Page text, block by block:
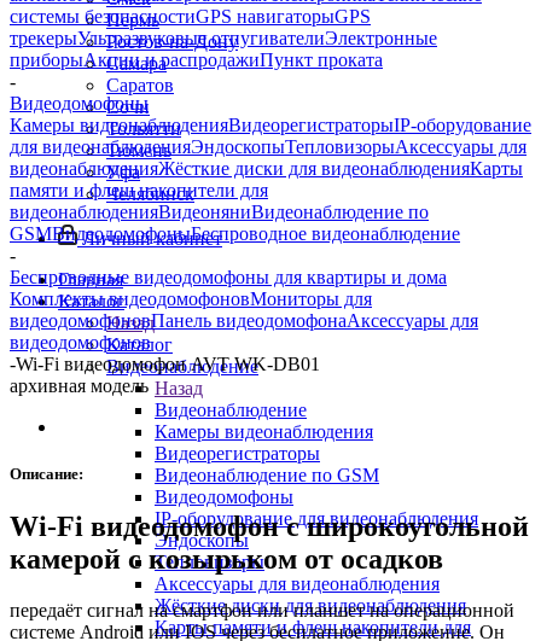
Пермь
Ростов-на-Дону
Самара
Саратов
Сочи
Тольятти
Тюмень
Уфа
Челябинск
Личный кабинет
Главная
Каталог
Назад
Каталог
Видеонаблюдение
Назад
Видеонаблюдение
Камеры видеонаблюдения
Видеорегистраторы
Видеонаблюдение по GSM
Видеодомофоны
IP-оборудование для видеонаблюдения
Эндоскопы
Тепловизоры
Аксессуары для видеонаблюдения
Жёсткие диски для видеонаблюдения
Карты памяти и флеш накопители для
системы безопасностиGPS навигаторыGPS
трекерыУльтразвуковые отпугивателиЭлектронные
приборыАкции и распродажиПункт проката
-
Видеодомофоны
Камеры видеонаблюденияВидеорегистраторыIP-оборудование
для видеонаблюденияЭндоскопыТепловизорыАксессуары для
видеонаблюденияЖёсткие диски для видеонаблюденияКарты
памяти и флеш накопители для
видеонаблюденияВидеоняниВидеонаблюдение по
GSMВидеодомофоныБеспроводное видеонаблюдение
-
Беспроводные видеодомофоны для квартиры и дома
Комплекты видеодомофоновМониторы для
видеодомофоновПанель видеодомофонаАксессуары для
видеодомофонов
-Wi-Fi видеодомофон AVT WK-DB01
архивная модель
Описание:
Wi-Fi видеодомофон с широкоугольной
камерой с козырьком от осадков
передаёт сигнал на смартфон или планшет на операционной
системе Android или IOS через бесплатное приложение. Он